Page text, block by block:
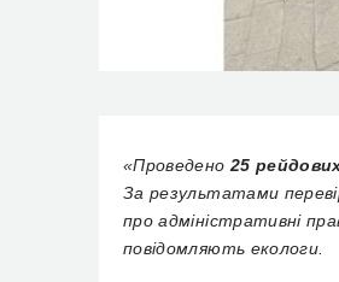
«Проведено 25
За результатами
про адміністративні
повідомляють екологи.